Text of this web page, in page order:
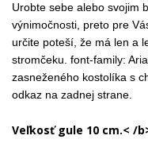
Urobte sebe alebo svojim
výnimočnosti, preto pre
určite poteší, že má len a
stromčeku. font-family:
zasneženého kostolíka s
odkaz na zadnej strane.
Veľkosť gule 10 cm.< /